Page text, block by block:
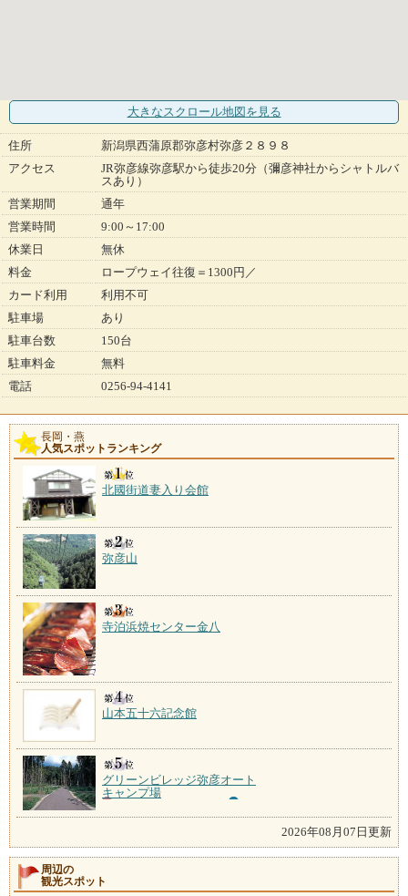
大きなスクロール地図 を見る
住所
新潟県西蒲原郡弥彦村弥彦２８９８
アクセス
JR弥彦線弥彦駅から徒歩20分（彌彦神社からシャトルバ
スあり）
営業期間
通年
営業時間
9:00～17:00
休業日
無休
料金
ロープウェイ往復＝1300円／
カード利用
利用不可
駐車場
あり
駐車台数
150台
駐車料金
無料
電話
0256-94-4141
長岡・燕
人気スポットランキング
北國街道妻入り会館
弥彦山
寺泊浜焼センター金八
山本五十六記念館
グリーンビレッジ弥彦オート
キャンプ場
2026年08月07日更新
周辺の
観光スポット